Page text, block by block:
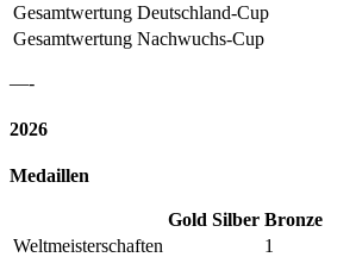
Gesamtwertung Deutschland-Cup
Gesamtwertung Nachwuchs-Cup
—-
2026
Medaillen
Gold Silber Bronze
Weltmeisterschaften
1